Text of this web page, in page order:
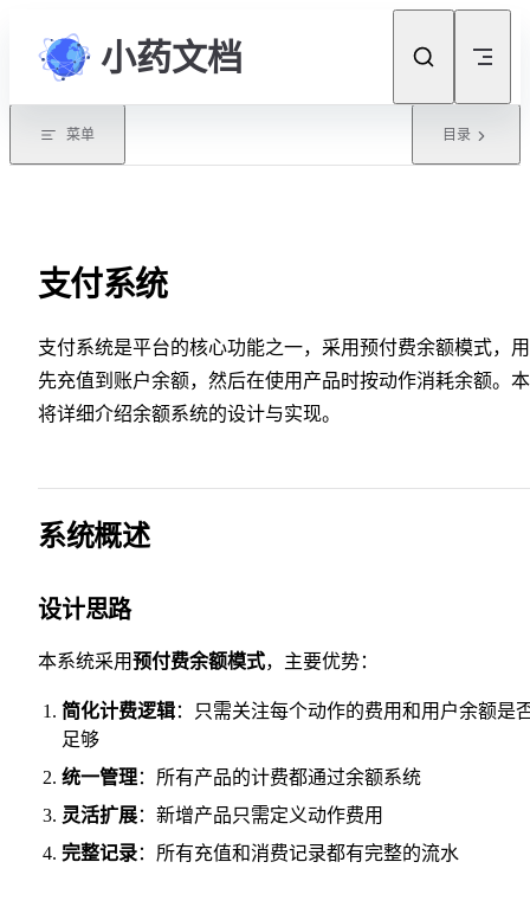
Skip to content
小药文档
菜单 目录
支付系统
支付系统是平台的核心功能之一，采用预付费余额模式，
先充值到账户余额，然后在使用产品时按动作消耗余额。
将详细介绍余额系统的设计与实现。
系统概述
设计思路
本系统采用预付费余额模式，主要优势：
简化计费逻辑：只需关注每个动作的费用和用户余额是
足够
统一管理：所有产品的计费都通过余额系统
灵活扩展：新增产品只需定义动作费用
完整记录：所有充值和消费记录都有完整的流水